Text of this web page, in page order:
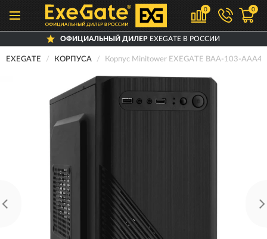
0 0
ОФИЦИАЛЬНЫЙ ДИЛЕРEXEGATE В РОССИИ
EXEGATE КОРПУСА Корпус Minitower EXEGATE BAA-103-